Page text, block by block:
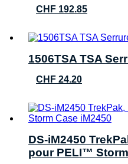
CHF 192.85
1506TSA TSA
CHF 24.20
DS-iM2450
pour PELI™